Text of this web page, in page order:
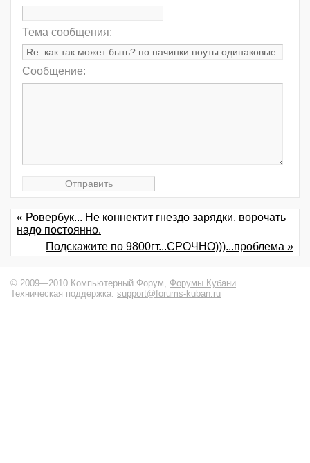
Тема сообщения:
Сообщение:
« Ровербук... Не коннектит гнездо зарядки, ворочать
надо постоянно.
Подскажите по 9800гт...СРОЧНО)))...проблема »
© 2009—2010 Компьютерный Форум, Форумы Кубани
Техническая поддержка: support@forums-kuban.ru